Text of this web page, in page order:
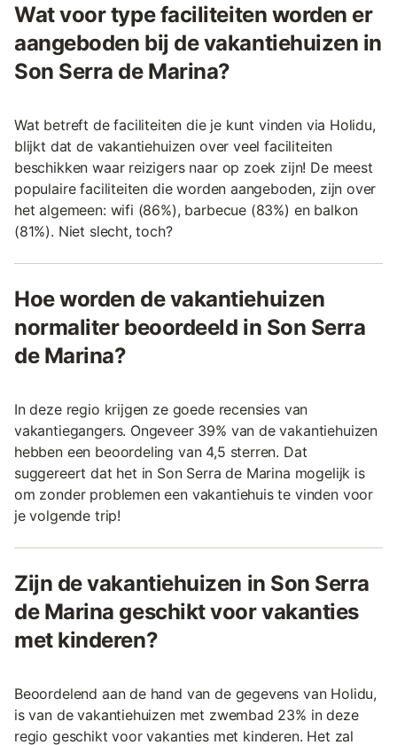
Wat voor type faciliteiten worden er
aangeboden bij de vakantiehuizen in
Son Serra de Marina?
Wat betreft de faciliteiten die je kunt vinden via Holidu,
blijkt dat de vakantiehuizen over veel faciliteiten
beschikken waar reizigers naar op zoek zijn! De meest
populaire faciliteiten die worden aangeboden, zijn over
het algemeen: wifi (86%), barbecue (83%) en balkon
(81%). Niet slecht, toch?
Hoe worden de vakantiehuizen
normaliter beoordeeld in Son Serra
de Marina?
In deze regio krijgen ze goede recensies van
vakantiegangers. Ongeveer 39% van de vakantiehuizen
hebben een beoordeling van 4,5 sterren. Dat
suggereert dat het in Son Serra de Marina mogelijk is
om zonder problemen een vakantiehuis te vinden voor
je volgende trip!
Zijn de vakantiehuizen in Son Serra
de Marina geschikt voor vakanties
met kinderen?
Beoordelend aan de hand van de gegevens van Holidu,
is van de vakantiehuizen met zwembad 23% in deze
regio geschikt voor vakanties met kinderen. Het zal